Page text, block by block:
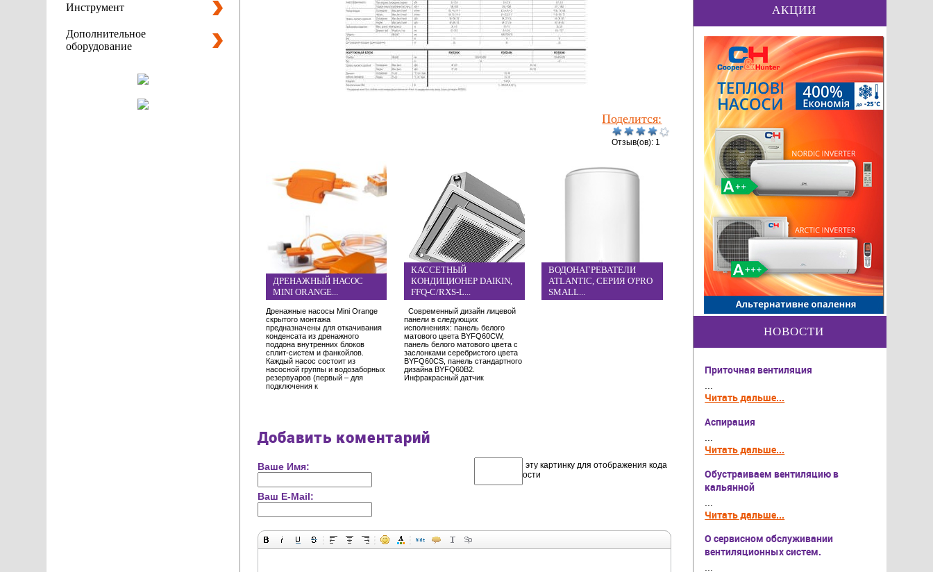
Инструмент
Дополнительное
оборудование
Поделится:
Отзыв(ов): 1
ДРЕНАЖНЫЙ НАСОС
MINI ORANGE...
Дренажные насосы Mini Orange
скрытого монтажа
предназначены для откачивания
конденсата из дренажного
поддона внутренних блоков
сплит-систем и фанкойлов.
Каждый насос состоит из
насосной группы и водозаборных
резервуаров (первый – для
подключения к
КАССЕТНЫЙ
КОНДИЦИОНЕР DAIKIN,
FFQ-C/RXS-L...
Современный дизайн лицевой
панели в следующих
исполнениях: панель белого
матового цвета BYFQ60CW,
панель белого матового цвета с
заслонками серебристого цвета
BYFQ60CS, панель стандартного
дизайна BYFQ60B2.
Инфракрасный датчик
ВОДОНАГРЕВАТЕЛИ
ATLANTIC, СЕРИЯ O'PRO
SMALL...
Добавить коментарий
Ваше Имя:
Ваш E-Mail:
АКЦИИ
НОВОСТИ
Приточная вентиляция
...
Читать дальше...
Аспирация
Читать дальше...
Обустраиваем вентиляцию в
кальянной
Читать дальше...
О сервисном обслуживании
вентиляционных систем.